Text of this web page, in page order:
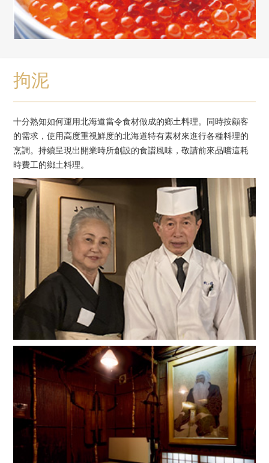
拘泥
十分熟知如何運用北海道當令食材做成的鄉土料理。同時按顧客
的需求，使用高度重視鮮度的北海道特有素材來進行各種料理的
烹調。持續呈現出開業時所創設的食譜風味，敬請前來品嚐這耗
時費工的鄉土料理。